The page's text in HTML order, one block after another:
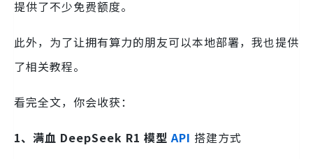
提供了不少免费额度。
此外，为了让拥有算力的朋友可以本地部署，我也提供
了相关教程。
看完全文，你会收获：
1、满血 DeepSeek R1 模型API 搭建方式